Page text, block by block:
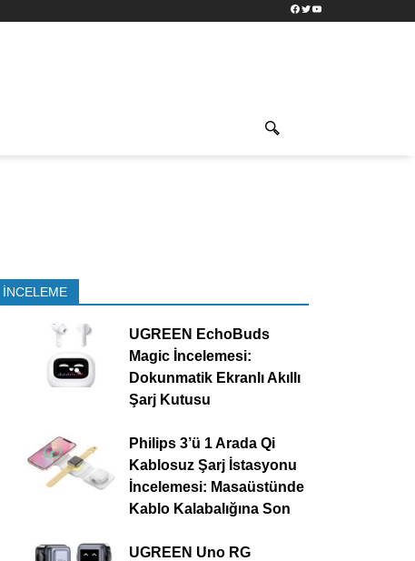
Facebook
TwitterYouTube
İNCELEME
UGREEN EchoBuds
Magic İncelemesi:
Dokunmatik Ekranlı Akıllı
Şarj Kutusu
Philips 3’ü 1 Arada Qi
Kablosuz Şarj İstasyonu
İncelemesi: Masaüstünde
Kablo Kalabalığına Son
UGREEN Uno RG